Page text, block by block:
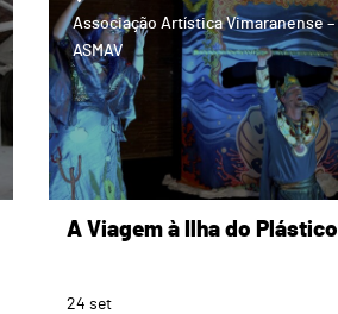
Associação Artística Vimaranense –
ASMAV
A Viagem à Ilha do Plástico
24 set